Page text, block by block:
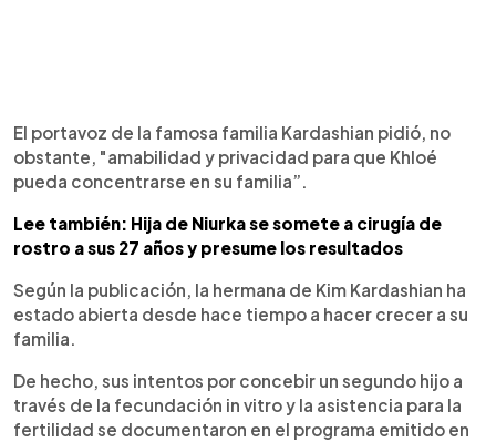
El portavoz de la famosa familia Kardashian pidió, no
obstante, "amabilidad y privacidad para que Khloé
pueda concentrarse en su familia”.
Lee también: Hija de Niurka se somete a cirugía de
rostro a sus 27 años y presume los resultados
Según la publicación, la hermana de Kim Kardashian ha
estado abierta desde hace tiempo a hacer crecer a su
familia.
De hecho, sus intentos por concebir un segundo hijo a
través de la fecundación in vitro y la asistencia para la
fertilidad se documentaron en el programa emitido en